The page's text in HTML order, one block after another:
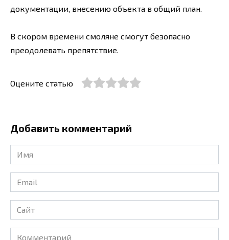
документации, внесению объекта в общий план.
В скором времени смоляне смогут безопасно
преодолевать препятствие.
Оцените статью
Добавить комментарий
Имя
*
Email
*
Сайт
Комментарий